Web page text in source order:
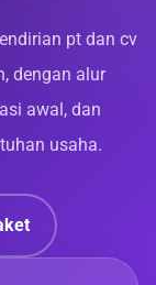
pt dan cv
dengan alur
awal, dan
usaha.